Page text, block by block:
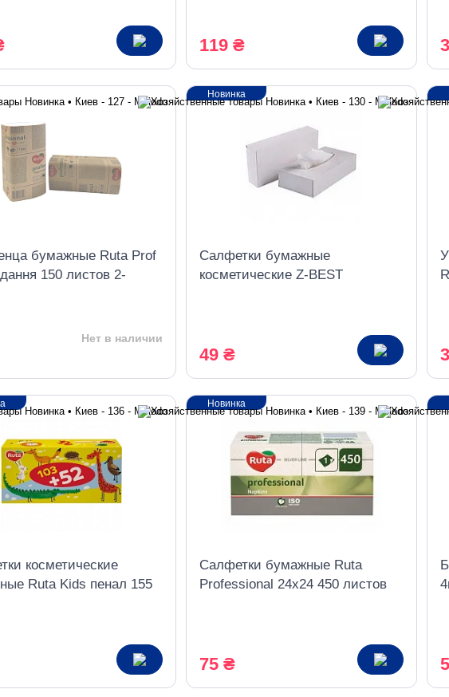
119 ₴
бумажные Ruta Prof
150 листов 2-
Нет в наличии
Салфетки бумажные
косметические Z-BEST
49 ₴
Новинка
косметические
Ruta Kids пенал 155
Салфетки бумажные Ruta
Professional 24х24 450 листов
75 ₴
Новинка